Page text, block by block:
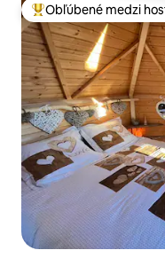
Najobľúbenejšie
Obľúbené medzi